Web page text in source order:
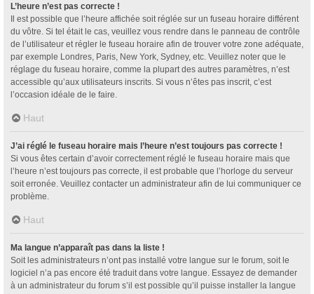
L’heure n’est pas correcte !
Il est possible que l’heure affichée soit réglée sur un fuseau horaire différent
du vôtre. Si tel était le cas, veuillez vous rendre dans le panneau de contrôle
de l’utilisateur et régler le fuseau horaire afin de trouver votre zone adéquate,
par exemple Londres, Paris, New York, Sydney, etc. Veuillez noter que le
réglage du fuseau horaire, comme la plupart des autres paramètres, n’est
accessible qu’aux utilisateurs inscrits. Si vous n’êtes pas inscrit, c’est
l’occasion idéale de le faire.
Haut
J’ai réglé le fuseau horaire mais l’heure n’est toujours pas correcte !
Si vous êtes certain d’avoir correctement réglé le fuseau horaire mais que
l’heure n’est toujours pas correcte, il est probable que l’horloge du serveur
soit erronée. Veuillez contacter un administrateur afin de lui communiquer ce
problème.
Haut
Ma langue n’apparaît pas dans la liste !
Soit les administrateurs n’ont pas installé votre langue sur le forum, soit le
logiciel n’a pas encore été traduit dans votre langue. Essayez de demander
à un administrateur du forum s’il est possible qu’il puisse installer la langue